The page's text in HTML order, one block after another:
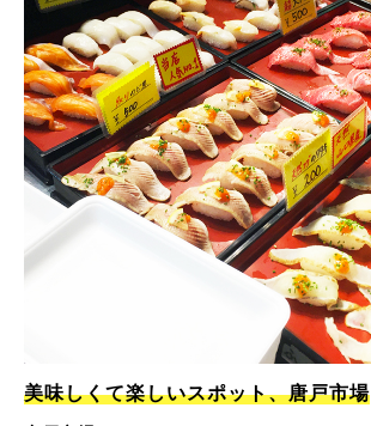
美味しくて楽しいスポット、唐戸市場